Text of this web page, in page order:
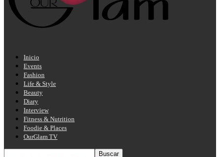
Inicio
Events
Fashion
Life & Style
Beauty
Diary
Interview
Fitness & Nutrition
Foodie & Places
OurGlam TV